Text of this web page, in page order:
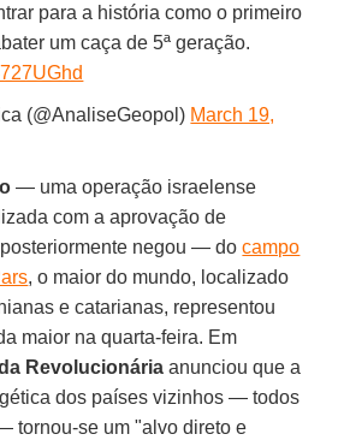
para a história como o primeiro
um caça de 5ª geração.
(@AnaliseGeopol) March 19,
— uma operação israelense
com a aprovação de
posteriormente negou — docampo
, o maior do mundo, localizado
e catarianas, representou
maior na quarta-feira. Em
Revolucionária anunciou que a
dos países vizinhos — todos
tornou-se um "alvo direto e